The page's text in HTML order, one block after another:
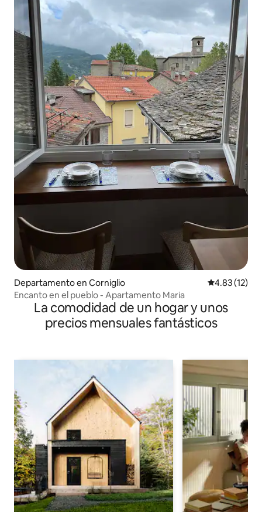
Departamento en Corniglio Calificación
4.83 (12)
Encanto en el pueblo - Apartamento Maria
La comodidad de un hogar y unos
precios mensuales fantásticos